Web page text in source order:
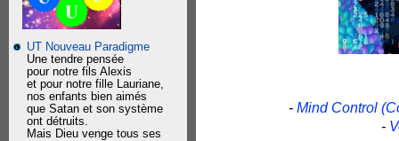
UT Nouveau Paradigme
Une tendre pensée
pour notre fils Alexis
et pour notre fille Lauriane,
nos enfants bien aimés
que Satan et son système
ont détruits.
Mais Dieu venge tous ses
- Mind Control
-